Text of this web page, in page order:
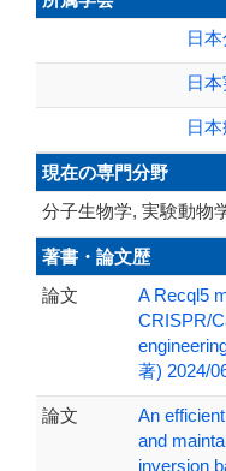
日
日
日
現在の専門分野
分子生物学, 実験動物
著書・論文歴
論文
A Recql5
CRISPR/
著) 2024/
論文
An
and
inversion